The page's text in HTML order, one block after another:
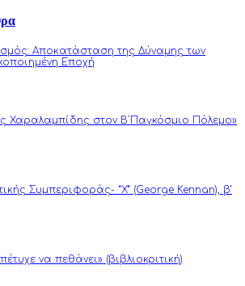
Αποκατάσταση της Δύναμης των
Εποχή
Χαραλαμπίδης στον Β΄Παγκόσμιο Πόλεμο»
Συμπεριφοράς- “Χ” (George Kennan), β’
να πεθάνει» (βιβλιοκριτική)